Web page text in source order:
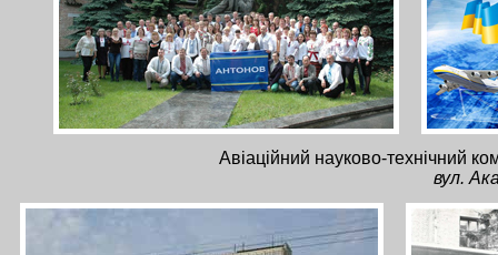
Авіаційний науково-технічний
вул.